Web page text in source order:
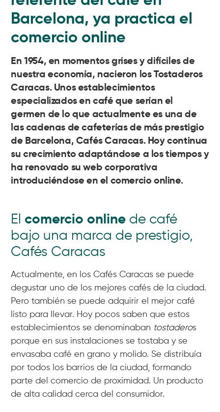
Barcelona, ya practica el
comercio online
En 1954, en momentos grises y difíciles de
nuestra economía, nacieron los Tostaderos
Caracas. Unos establecimientos
especializados en café que serían el
germen de lo que actualmente es una de
las cadenas de cafeterías de más prestigio
de Barcelona, Cafés Caracas. Hoy continua
su crecimiento adaptándose a los tiempos y
ha renovado su web corporativa
introduciéndose en el comercio online.
El comercio online de café
bajo una marca de prestigio,
Cafés Caracas
Actualmente, en los Cafés Caracas se puede
degustar uno de los mejores cafés de la ciudad.
Pero también se puede adquirir el mejor café
listo para llevar. Hoy pocos saben que estos
establecimientos se denominaban tostaderos
porque en sus instalaciones se tostaba y se
envasaba café en grano y molido. Se distribuía
por todos los barrios de la ciudad, formando
parte del comercio de proximidad. Un producto
de alta calidad cerca del consumidor.